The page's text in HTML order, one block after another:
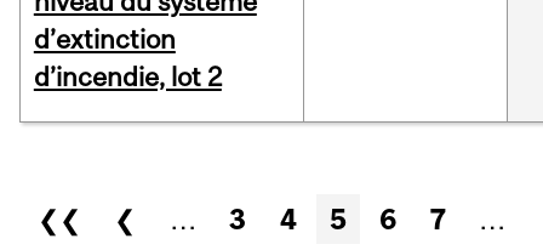
d’extinction
d’incendie, lot 2
Pages
❮❮ ❮ … 3 4 5 6 7
…